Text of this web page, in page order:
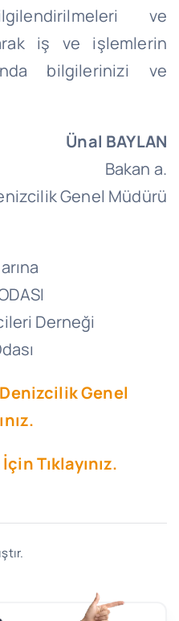
bilgilendirilmeleri ve
iş ve işlemlerin
bilgilerinizi ve
Ünal BAYLAN
Bakan a.
Genel Müdürü
Derneği
Genel
Tıklayınız.